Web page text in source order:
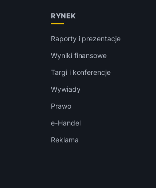
RYNEK
Raporty i prezentacje
Wyniki finansowe
Targi i konferencje
Wywiady
Prawo
e-Handel
Reklama